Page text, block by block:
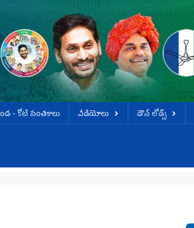
- కోటి సంత‌కాలు వీడియోలు డౌన్ లోడ్స్